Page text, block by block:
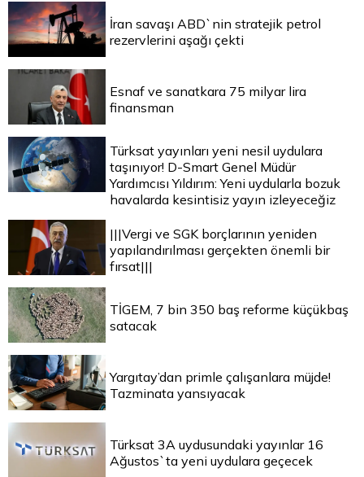
İran savaşı ABD`nin stratejik petrol
rezervlerini aşağı çekti
Esnaf ve sanatkara 75 milyar lira
finansman
Türksat yayınları yeni nesil uydulara
taşınıyor! D-Smart Genel Müdür
Yardımcısı Yıldırım: Yeni uydularla bozuk
havalarda kesintisiz yayın izleyeceğiz
|||Vergi ve SGK borçlarının yeniden
yapılandırılması gerçekten önemli bir
fırsat|||
TİGEM, 7 bin 350 baş reforme küçükbaş
satacak
Yargıtay’dan primle çalışanlara müjde!
Tazminata yansıyacak
Türksat 3A uydusundaki yayınlar 16
Ağustos`ta yeni uydulara geçecek